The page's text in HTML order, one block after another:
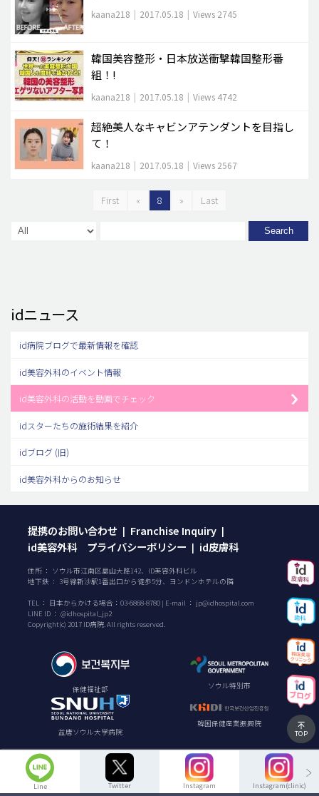
kaana218 | 2017.05.18 | Views 2745
韓国美容整形・日本放送衝撃韓国整形番
組！!
kaana218 | 2017.05.18 | Views 4742
超絶美人なキャビンアテンダントを目指し
て！
kaana218 | 2017.05.18 | Views 2567
First « 8 » Last
Search
idニュース
id病院ブログで最新情報を確認
id美容外科のイベント情報
id美容外科の活動を動画でチェック
idスターたちの施術結果を紹介
idブログ (旧)
id美容外科からのお知らせ
Line Twitter Instagram Instagram(clinic)
提携のお問い合わせ | Franchise Inquiry |
id美容外科 プライバシーポリシー | id皮膚科
住所 ： ソウル市江南区島山大路142、ID美容外科ビル
地下鉄 ： 3号線新沙駅1番出口から徒歩5分、ヨンドンホテルの隣
TEL ： 日本からかける場合： 03-6868-8780 | E-mail ： jp@idhospital.com
LINE ID ： @idhospital_jp2
Copyright(c) 2017 ID病院. All rights reserved.
保健福祉部 ソウル特別市
盆唐ソウル大学病院
韓国保健産業振興院
TOP